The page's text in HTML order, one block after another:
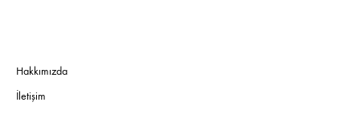
Hakkımızda
İletişim